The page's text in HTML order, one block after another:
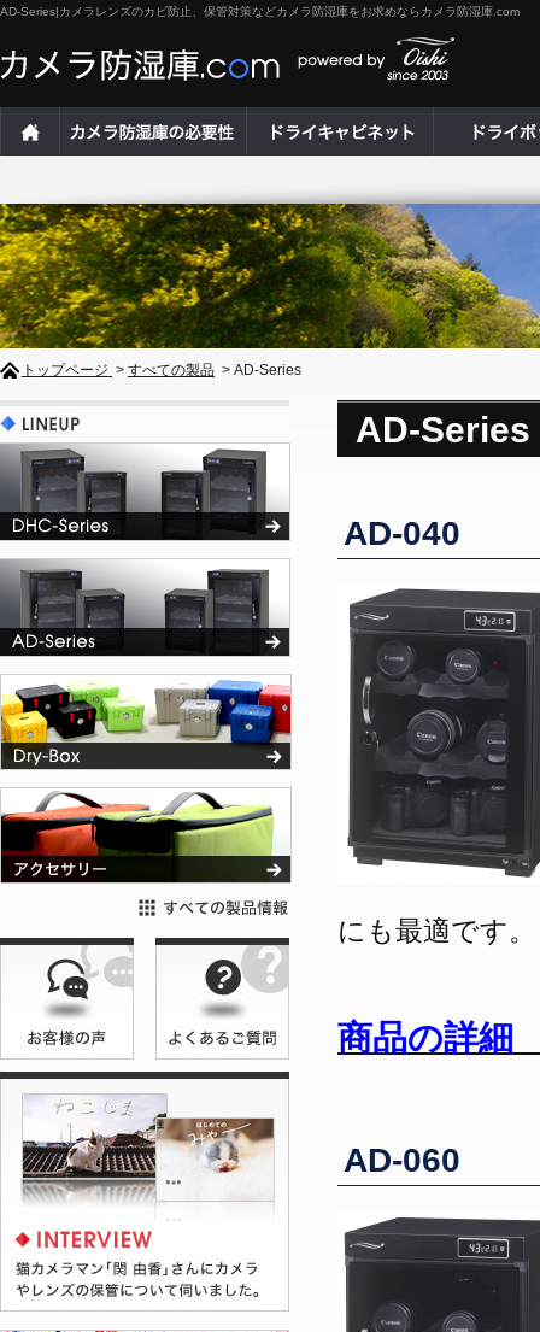
AD-Series|カメラレンズのカビ防止、保管対策などカメラ防湿庫をお求めならカメラ防湿庫.com
トップページ > すべての製品 > AD-Series
AD-Series
AD-040
にも最適です。
商品の詳細
AD-060